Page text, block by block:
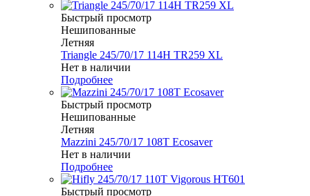
Быстрый просмотр
Нешипованные
Летняя
Triangle 245/70/17 114H TR259 XL
Нет в наличии
Подробнее
Быстрый просмотр
Нешипованные
Летняя
Mazzini 245/70/17 108T Ecosaver
Нет в наличии
Подробнее
Быстрый просмотр